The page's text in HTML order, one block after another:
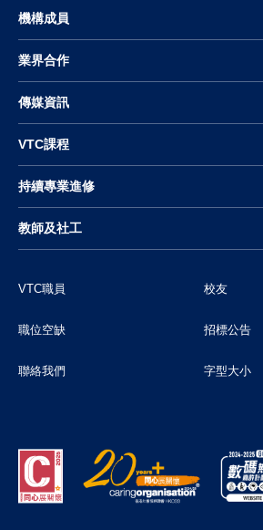
機構成員
業界合作
傳媒資訊
VTC課程
持續專業進修
教師及社工
VTC職員 校友
職位空缺 招標公告
聯絡我們 字型大小